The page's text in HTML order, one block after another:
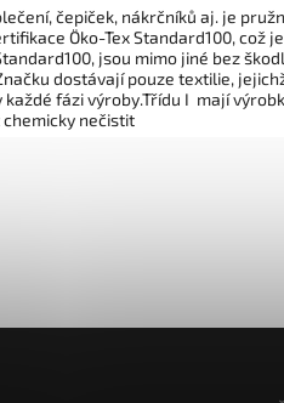
čepiček, nákrčníků aj. je
Öko-Tex Standard100, což
jsou mimo jiné bez
dostávají pouze textilie,
fázi výroby.Třídu I mají
chemicky nečistit